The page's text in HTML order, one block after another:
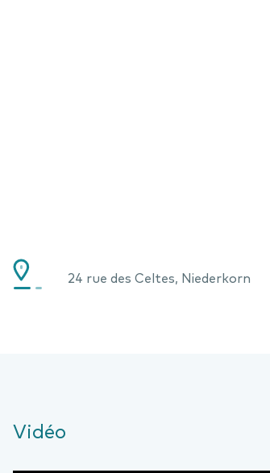
24 rue des Celtes, Niederkorn
Vidéo